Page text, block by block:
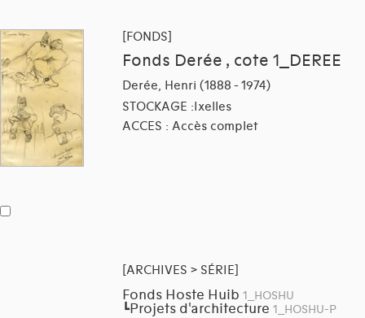
[FONDS]
Fonds Derée , cote 1_DEREE
Derée, Henri (1888 - 1974)
STOCKAGE :Ixelles
ACCES : Accès complet
[ARCHIVES > SÉRIE]
Fonds Hoste Huib 1_HOSHU
┗Projets d'architecture 1_HOSHU-P